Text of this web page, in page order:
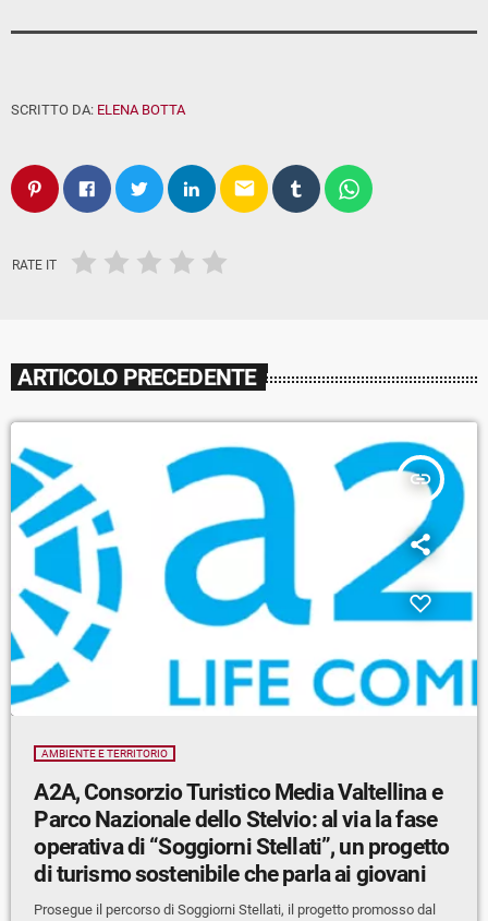
SCRITTO DA: ELENA BOTTA
email
RATE IT
ARTICOLO PRECEDENTE
insert_link
AMBIENTE E TERRITORIO
A2A, Consorzio Turistico Media Valtellina e
Parco Nazionale dello Stelvio: al via la fase
operativa di “Soggiorni Stellati”, un progetto
di turismo sostenibile che parla ai giovani
Prosegue il percorso di Soggiorni Stellati, il progetto promosso dal